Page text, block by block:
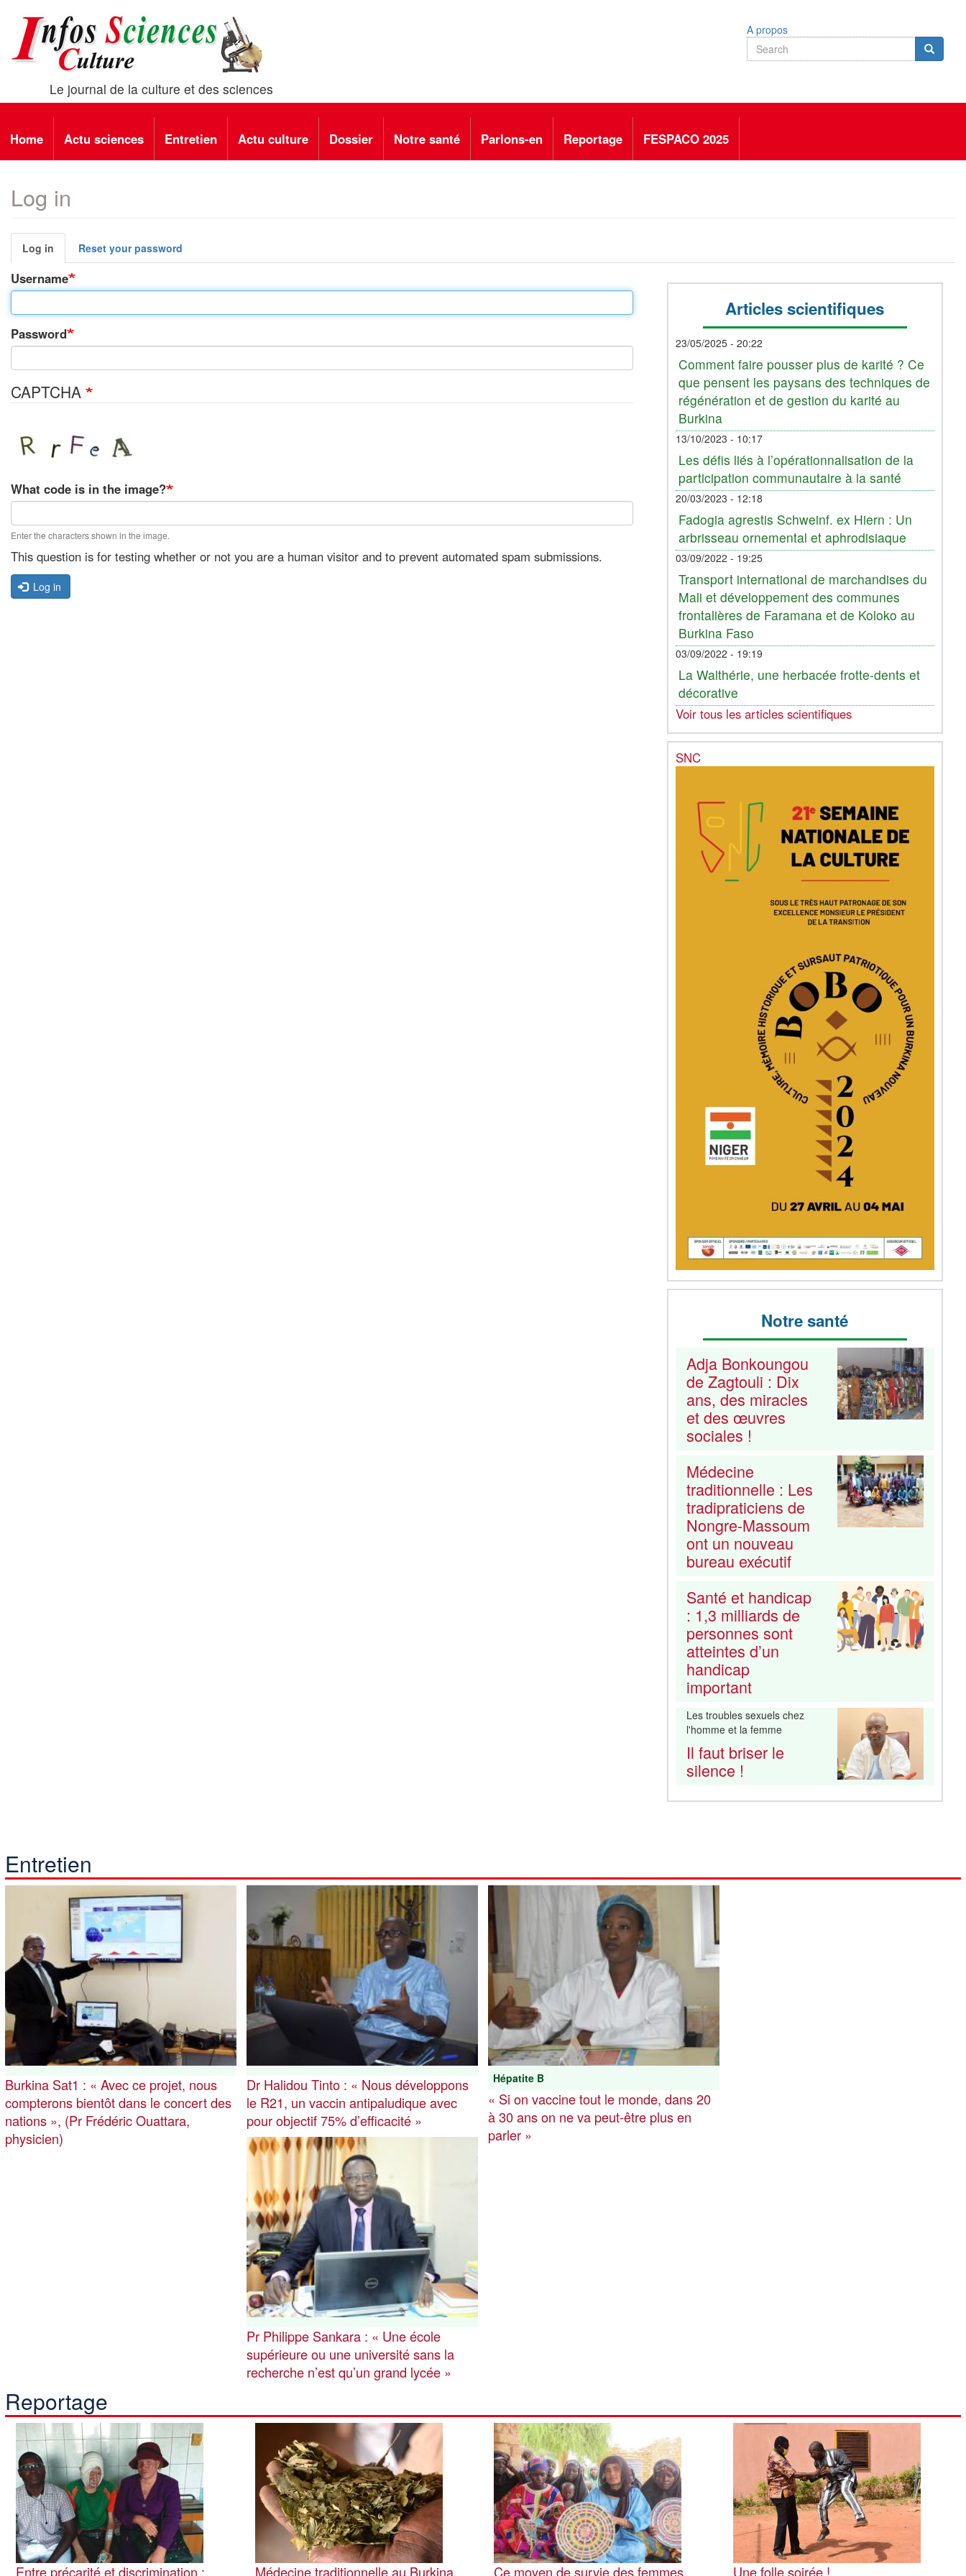
main
content
Le journal de la culture et des sciences
A propos
Search
Search Search
Main
navigation
Home Actu sciences Entretien Actu culture Dossier Notre santé Parlons-en Reportage FESPACO 2025
Log in
Primary
tabs
Log in (active
tab)
Reset your password
Username
Password
CAPTCHA
What code is in the image?
Enter the characters shown in the image.
This question is for testing whether or not you are a human visitor and to prevent automated spam submissions.
Log in
Articles scientifiques
23/05/2025 - 20:22
Comment faire pousser plus de karité ? Ce
que pensent les paysans des techniques de
régénération et de gestion du karité au
Burkina
13/10/2023 - 10:17
Les défis liés à l’opérationnalisation de la
participation communautaire à la santé
20/03/2023 - 12:18
Fadogia agrestis Schweinf. ex Hiern : Un
arbrisseau ornemental et aphrodisiaque
03/09/2022 - 19:25
Transport international de marchandises du
Mali et développement des communes
frontalières de Faramana et de Koloko au
Burkina Faso
03/09/2022 - 19:19
La Walthérie, une herbacée frotte-dents et
décorative
Voir tous les articles scientifiques
SNC
Notre santé
Adja Bonkoungou
de Zagtouli : Dix
ans, des miracles
et des œuvres
sociales !
Médecine
traditionnelle : Les
tradipraticiens de
Nongre-Massoum
ont un nouveau
bureau exécutif
Santé et handicap
: 1,3 milliards de
personnes sont
atteintes d’un
handicap
important
Les troubles sexuels chez
l'homme et la femme
Il faut briser le
silence !
Entretien
Burkina Sat1 : « Avec ce projet, nous
compterons bientôt dans le concert des
nations », (Pr Frédéric Ouattara,
physicien)
Dr Halidou Tinto : « Nous développons
le R21, un vaccin antipaludique avec
pour objectif 75% d’efficacité »
Pr Philippe Sankara : « Une école
supérieure ou une université sans la
recherche n’est qu’un grand lycée »
Hépatite B
« Si on vaccine tout le monde, dans 20
à 30 ans on ne va peut-être plus en
parler »
Reportage
Image
Entre précarité et discrimination : Médecine traditionnelle au Burkina
Image
Ce moyen de survie des femmes
Image
Une folle soirée !